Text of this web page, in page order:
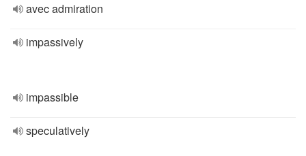
avec admiration
impassively
impassible
speculatively